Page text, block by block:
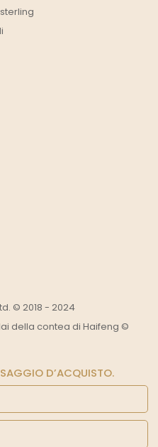
© 2018 - 2024
della contea di Haifeng ©
D’ACQUISTO.